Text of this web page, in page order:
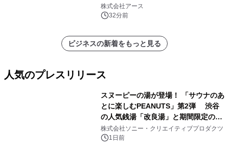
誕生
株式会社アース
32分前
ビジネスの新着をもっと見る
人気のプレスリリース
スヌーピーの湯が登場！ 「サウナのあ
とに楽しむPEANUTS」第2弾 渋谷
の人気銭湯「改良湯」と期間限定のコ
ラボレーション サウナイキタイコラ
ボグッズも発売決定！
株式会社ソニー・クリエイティブプロダクツ
1日前